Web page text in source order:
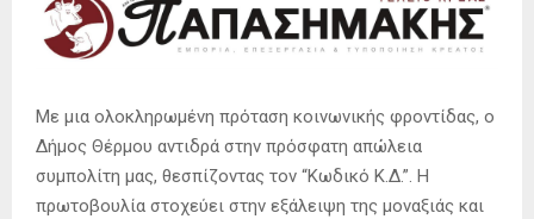
Με μια ολοκληρωμένη πρόταση κοινωνικής φροντίδας, ο
Δήμος Θέρμου αντιδρά στην πρόσφατη απώλεια
συμπολίτη μας, θεσπίζοντας τον “Κωδικό Κ.Δ.”. Η
πρωτοβουλία στοχεύει στην εξάλειψη της μοναξιάς και